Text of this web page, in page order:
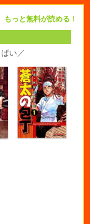
もっと無料が読める！
い／